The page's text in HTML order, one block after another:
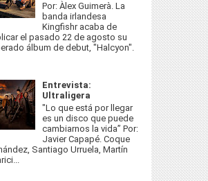
Por: Àlex Guimerà. La
banda irlandesa
Kingfishr acaba de
el pasado 22 de agosto su
álbum de debut, "Halcyon".
Entrevista:
Ultraligera
"Lo que está por llegar
es un disco que puede
cambiarnos la vida” Por:
Javier Capapé. Coque
Santiago Urruela, Martín